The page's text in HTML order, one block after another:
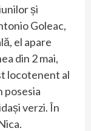
și
Goleac,
el apare
din 2 mai,
locotenent al
posesia
verzi. În